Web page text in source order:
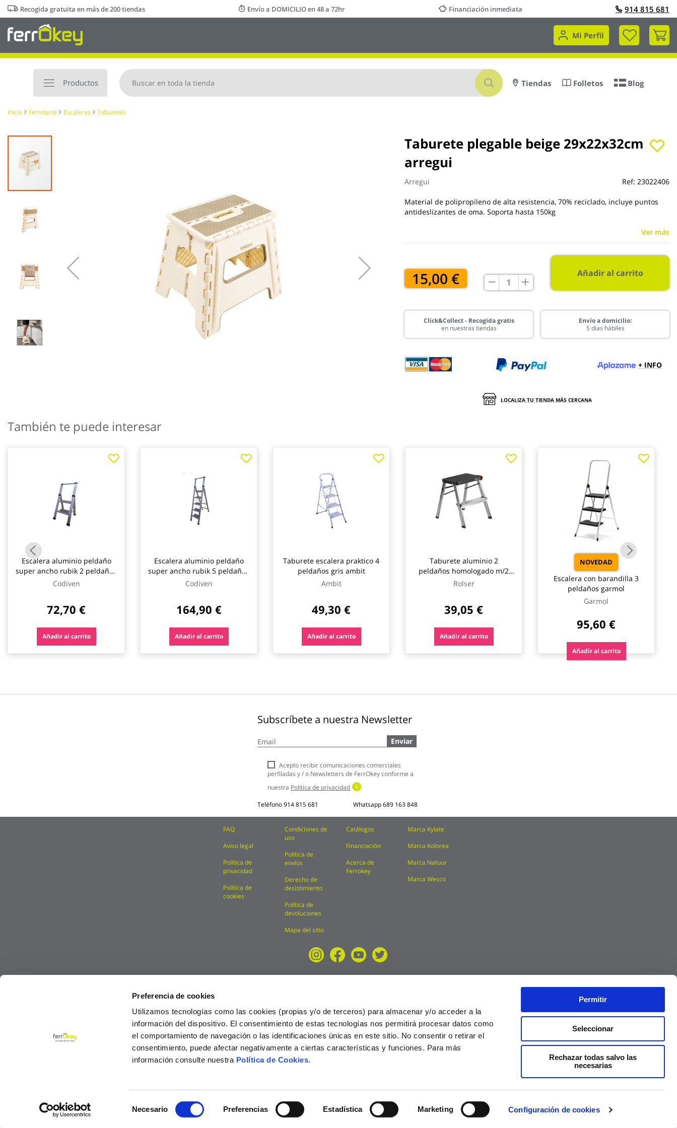
Preferencia de cookies
Utilizamos tecnologías como las cookies (propias y/o de terceros) para almacenar y/o acceder a la
información del dispositivo. El consentimiento de estas tecnologías nos permitirá procesar datos como
el comportamiento de navegación o las identificaciones únicas en este sitio. No consentir o retirar el
consentimiento, puede afectar negativamente a ciertas características y funciones. Para más
información consulte nuestra Política de Cookies.
Necesario Preferencias Estadística Marketing Configuración de cookies
Permitir
Seleccionar
Rechazar todas salvo las
necesarias
Ir
al
contenido
Recogida gratuita en más de 200 tiendas Envío a DOMICILIO en 48 a 72hr Financiación inmediata 914 815 681
Mi Perfil
Mi
Productos
Buscar
Tiendas Folletos Blog
Inicio Ferretería Escaleras Taburetes
Taburete plegable beige 29x22x32cm
arregui
Arregui Ref: 23022406
Material de polipropileno de alta resistencia, 70% reciclado, incluye puntos
antideslizantes de oma. Soporta hasta 150kg
Ver más
15,00 € Añadir al carrito
Click&Collect - Recogida gratis
en nuestras tiendas
Envío a domicilio:
5 días hábiles
+ INFO
LOCALIZA TU TIENDA MÁS CERCANA
Saltar
final
galería
imágenes
comienzo
También te puede interesar
Escalera aluminio peldaño
super ancho rubik 2 peldaños
codiven
Codiven
72,70 €
Añadir al carrito
Escalera aluminio peldaño
super ancho rubik 5 peldaños
codiven
Codiven
164,90 €
Añadir al carrito
Taburete escalera praktico 4
peldaños gris ambit
Ambit
49,30 €
Añadir al carrito
Taburete aluminio 2
peldaños homologado m/2
negro rolser
Rolser
39,05 €
Añadir al carrito
NOVEDAD
Escalera con barandilla 3
peldaños garmol
Garmol
95,60 €
Añadir al carrito
Subscríbete a nuestra Newsletter
a
boletín
noticias:
Enviar
Acepto recibir comunicaciones comerciales
perfiladas y / o Newsletters de FerrOkey conforme a
nuestra Política de privacidad
Teléfono914 815 681 Whatsapp689 163 848
FAQ
Aviso legal
Política de
privacidad
Política de
cookies
Condiciones de
uso
Política de
envíos
Derecho de
desistimiento
Política de
devoluciones
Mapa del sitio
Catálogos
Financiación
Acerca de
Ferrokey
Marca Kylate
Marca Kolorea
Marca Natuur
Marca Wesco
© Ferrokey todos los derechos reservados 2025 Precios válidos solo en la web, no en tienda